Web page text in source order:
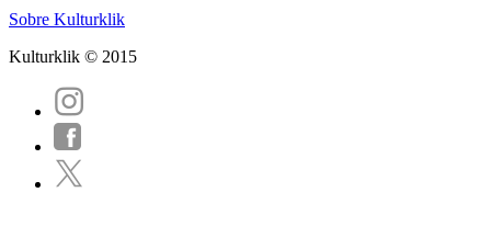
Sobre Kulturklik
Kulturklik © 2015